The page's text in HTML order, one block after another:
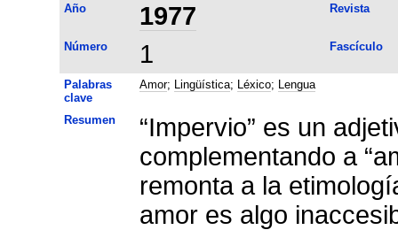
Año 1977 Revista
Número 1 Fascículo
Palabras
clave
Amor; Lingüística; Léxico; Lengua
Resumen
“Impervio” es un
complementando a
remonta a la
amor es algo